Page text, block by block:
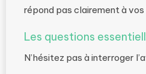
répond pas clairement à
Les questions
N’hésitez pas à interroger